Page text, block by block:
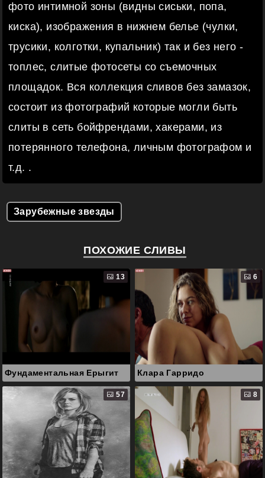
фото интимной зоны (видны сиськи, попа,
киска), изображения в нижнем белье (чулки,
трусики, колготки, купальник) так и без него -
топлес, слитые фотосеты со съемочных
площадок. Вся коллекция сливов без замазок,
состоит из фотографий которые могли быть
слиты в сеть бойфрендами, хакерами, из
потерянного телефона, личным фотографом и
т.д. .
Зарубежные звезды
ПОХОЖИЕ СЛИВЫ
13
Фундаментальная Ерыгит
6
Клара Гарридо
57 8